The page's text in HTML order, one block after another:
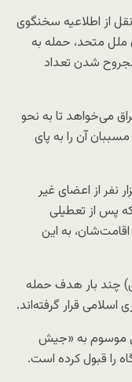
از اطلاعیه سخنگوی
ملل متحد، حمله به
به کشته شدن ۲۶ نفر و مجروح شدن تعداد
می‌خواهد تا به نحو
آن را به پای
نفر از اعضای غیر
پس از تعطیلی
به این
چند بار هدف حمله
قرار گرفته‌اند.
موسوم به «جیش
را قبول کرده است.